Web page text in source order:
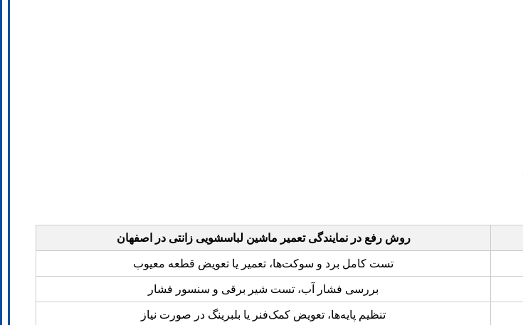
روش رفع در نمایندگی تعمیر ماشین لباسشویی زانتی در اصفهان
تست کامل برد و سوکت‌ها، تعمیر یا تعویض قطعه معیوب
بررسی فشار آب، تست شیر برقی و سنسور فشار
تنظیم پایه‌ها، تعویض کمک‌فنر یا بلبرینگ در صورت نیاز